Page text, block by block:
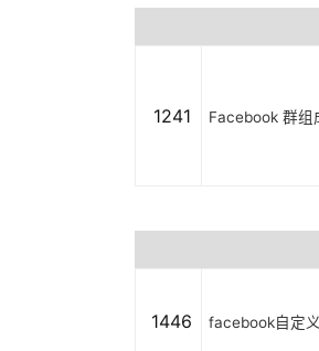
1241 Facebook 群
1446 facebook自定